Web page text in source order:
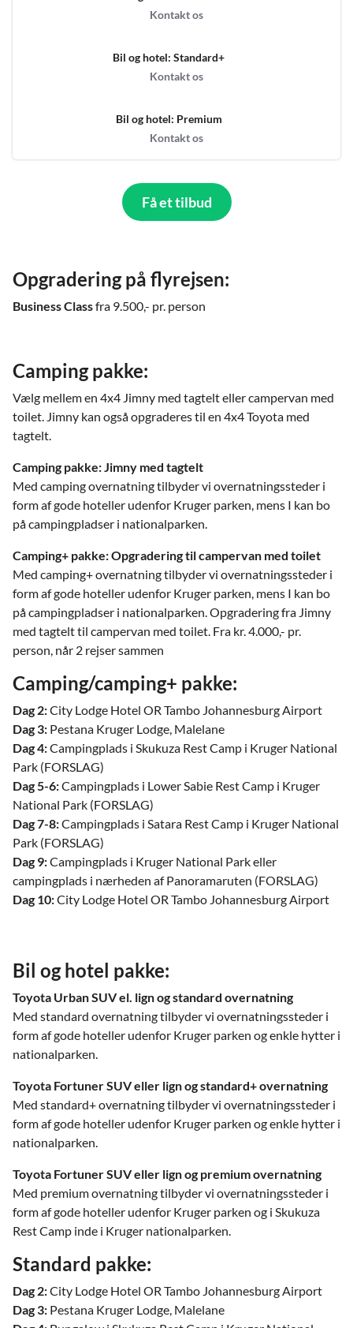
Kontakt os
Bil og hotel: Standard+
Kontakt os
Bil og hotel: Premium
Kontakt os
Få et tilbud
Opgradering på flyrejsen:
Business Classfra 9.500,- pr. person
Camping pakke:
Vælg mellem en 4x4 Jimny med tagtelt eller campervan med
toilet. Jimny kan også opgraderes til en 4x4 Toyota med
tagtelt.
Camping pakke: Jimny med tagtelt
Med camping overnatning tilbyder vi overnatningssteder i
form af gode hoteller udenfor Kruger parken, mens I kan bo
på campingpladser i nationalparken.
Camping+ pakke: Opgradering til campervan med toilet
Med camping+ overnatning tilbyder vi overnatningssteder i
form af gode hoteller udenfor Kruger parken, mens I kan bo
på campingpladser i nationalparken. Opgradering fra Jimny
med tagtelt til campervan med toilet. Fra kr. 4.000,- pr.
person, når 2 rejser sammen
Camping/camping+ pakke:
Dag 2:City Lodge Hotel OR Tambo Johannesburg Airport
Dag 3: Pestana Kruger Lodge, Malelane
Dag 4:Campingplads i Skukuza Rest Camp i Kruger National
Park (FORSLAG)
Dag 5-6:Campingplads i Lower Sabie Rest Camp i Kruger
National Park (FORSLAG)
Dag 7-8:Campingplads i Satara Rest Camp i Kruger National
Park (FORSLAG)
Dag 9:Campingplads i Kruger National Park eller
campingplads i nærheden af Panoramaruten (FORSLAG)
Dag 10:City Lodge Hotel OR Tambo Johannesburg Airport
Bil og hotel pakke:
Toyota Urban SUV el. lign og standard overnatning
Med standard overnatning tilbyder vi overnatningssteder i
form af gode hoteller udenfor Kruger parken og enkle hytter i
nationalparken.
Toyota Fortuner SUV eller lign og standard+ overnatning
Med standard+ overnatning tilbyder vi overnatningssteder i
form af gode hoteller udenfor Kruger parken og enkle hytter i
nationalparken.
Toyota Fortuner SUV eller lign og premium overnatning
Med premium overnatning tilbyder vi overnatningssteder i
form af gode hoteller udenfor Kruger parken og i Skukuza
Rest Camp inde i Kruger nationalparken.
Standard pakke:
Dag 2:City Lodge Hotel OR Tambo Johannesburg Airport
Dag 3: Pestana Kruger Lodge, Malelane